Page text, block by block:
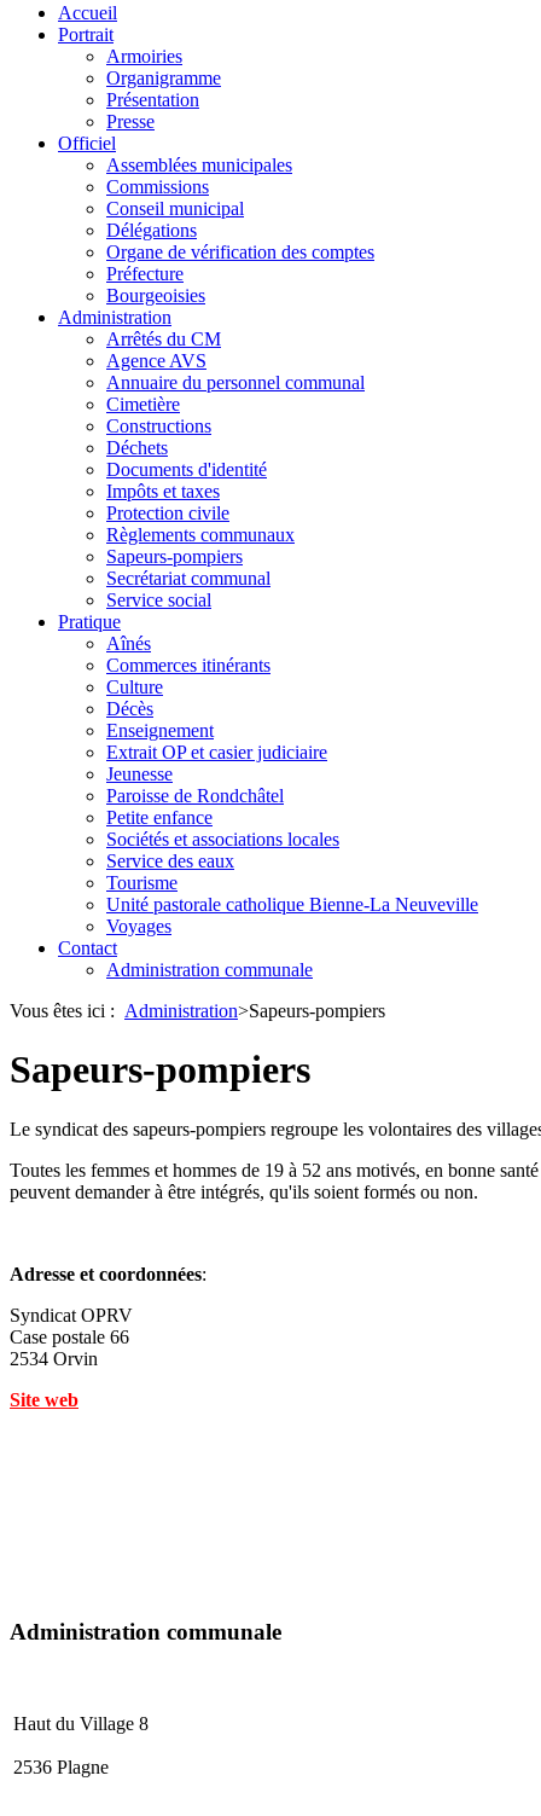
Accueil
Portrait
Armoiries
Organigramme
Présentation
Presse
Officiel
Assemblées municipales
Commissions
Conseil municipal
Délégations
Organe de vérification des comptes
Préfecture
Bourgeoisies
Administration
Arrêtés du CM
Agence AVS
Annuaire du personnel communal
Cimetière
Constructions
Déchets
Documents d'identité
Impôts et taxes
Protection civile
Règlements communaux
Sapeurs-pompiers
Secrétariat communal
Service social
Pratique
Aînés
Commerces itinérants
Culture
Décès
Enseignement
Extrait OP et casier judiciaire
Jeunesse
Paroisse de Rondchâtel
Petite enfance
Sociétés et associations locales
Service des eaux
Tourisme
Unité pastorale catholique Bienne-La Neuveville
Voyages
Contact
Administration communale
Vous êtes ici : Administration>Sapeurs-pompiers
Sapeurs-pompiers
Le syndicat des sapeurs-pompiers regroupe les volontaires des
Toutes les femmes et hommes de 19 à 52 ans motivés, en bonne
peuvent demander à être intégrés, qu'ils soient formés ou non.
Adresse et coordonnées:
Syndicat OPRV
Case postale 66
2534 Orvin
Site web
Administration communale
Haut du Village 8
2536 Plagne